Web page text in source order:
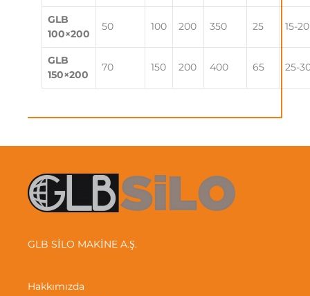
GLB
100×200
50 100 200 350 25 15-20
GLB
150×200
70 150 200 400 65 25-
GLB SİLO MAKİNE A.Ş.
Hakkımızda